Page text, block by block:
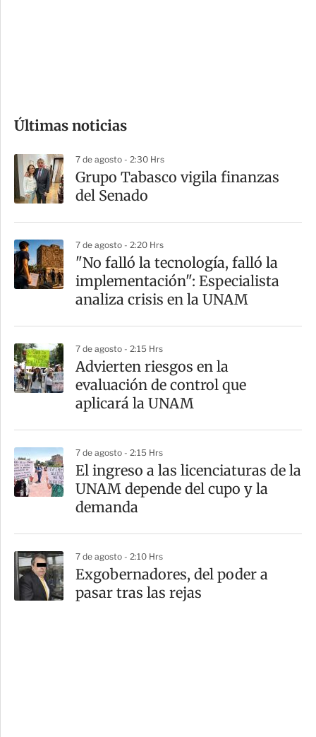
m
a
r
t
r
Últimas noticias
7 de agosto - 2:30 Hrs
Grupo Tabasco vigila finanzas
del Senado
7 de agosto - 2:20 Hrs
"No falló la tecnología, falló la
implementación": Especialista
analiza crisis en la UNAM
7 de agosto - 2:15 Hrs
Advierten riesgos en la
evaluación de control que
aplicará la UNAM
7 de agosto - 2:15 Hrs
El ingreso a las licenciaturas de la
UNAM depende del cupo y la
demanda
7 de agosto - 2:10 Hrs
Exgobernadores, del poder a
pasar tras las rejas